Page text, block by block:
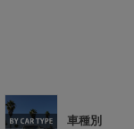
車種別